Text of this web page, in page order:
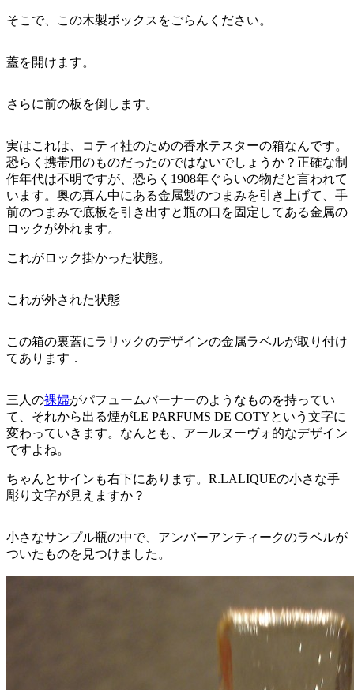
そこで、この木製ボックスをごらんください。
蓋を開けます。
さらに前の板を倒します。
実はこれは、コティ社のための香水テスターの箱なんです。
恐らく携帯用のものだったのではないでしょうか？正確な制
作年代は不明ですが、恐らく1908年ぐらいの物だと言われて
います。奥の真ん中にある金属製のつまみを引き上げて、手
前のつまみで底板を引き出すと瓶の口を固定してある金属の
ロックが外れます。
これがロック掛かった状態。
これが外された状態
この箱の裏蓋にラリックのデザインの金属ラベルが取り付け
てあります．
三人の裸婦がパフュームバーナーのようなものを持ってい
て、それから出る煙がLE PARFUMS DE COTYという文字に
変わっていきます。なんとも、アールヌーヴォ的なデザイン
ですよね。
ちゃんとサインも右下にあります。R.LALIQUEの小さな手
彫り文字が見えますか？
小さなサンプル瓶の中で、アンバーアンティークのラベルが
ついたものを見つけました。